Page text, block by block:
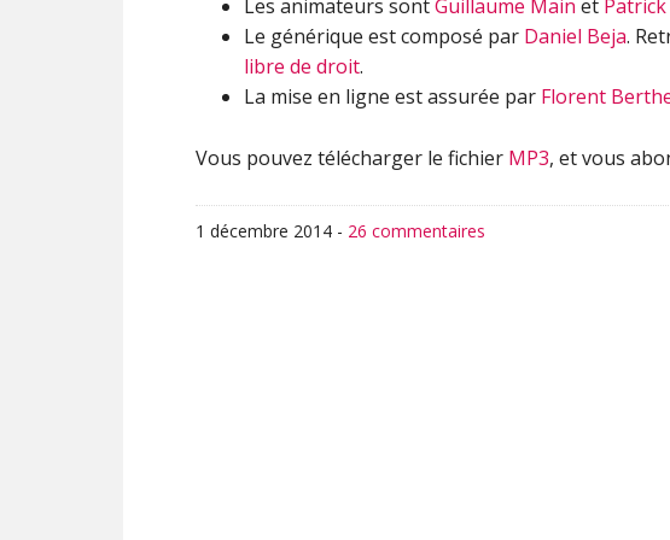
Les animateurs sontGuillaume Main et
Le générique est composé par Daniel Beja.
libre de droit.
La mise en ligne est assurée par Florent
Vous pouvez télécharger le fichier MP3, et vous
1 décembre 2014 - 26 commentaires